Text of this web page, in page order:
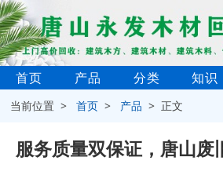
首页 产品 分类 知识
当前位置 >首页 > 产品 > 正文
服务质量双保证，唐山废